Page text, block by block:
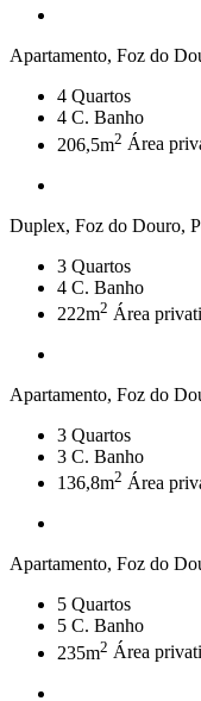
Apartamento, Foz do
4 Quartos
4 C. Banho
206,5m2 Área
Duplex, Foz do Douro,
3 Quartos
4 C. Banho
222m2 Área
Apartamento, Foz do
3 Quartos
3 C. Banho
136,8m2 Área
Apartamento, Foz do
5 Quartos
5 C. Banho
235m2 Área